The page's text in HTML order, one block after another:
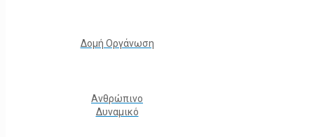
Δομή Οργάνωση
Ανθρώπινο
Δυναμικό